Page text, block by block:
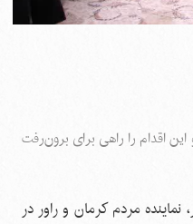
اقدام را راهی برای برون‌رفت
مردم کرمان و راور در